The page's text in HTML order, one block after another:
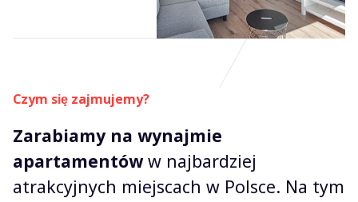
Czym się zajmujemy?
Zarabiamy na wynajmie
apartamentóww najbardziej
atrakcyjnych miejscach w Polsce. Na tym